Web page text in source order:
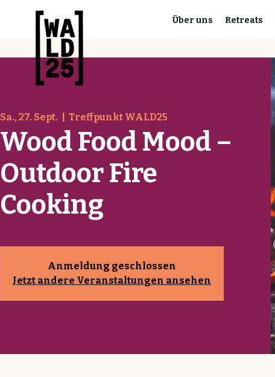
Über uns Retreats
Sa., 27. Sept. Treffpunkt WALD25
Wood Food Mood –
Outdoor Fire
Cooking
Anmeldung geschlossen
Jetzt andere Veranstaltungen ansehen